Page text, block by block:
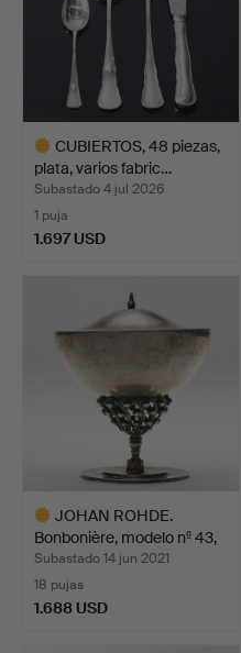
CUBIERTOS, 48 piezas,
plata, varios fabric…
Subastado 4 jul 2026
1 puja
1.697 USD
JOHAN ROHDE.
Bonbonière, modelo nº 43,
pla…
Subastado 14 jun 2021
18 pujas
1.688 USD